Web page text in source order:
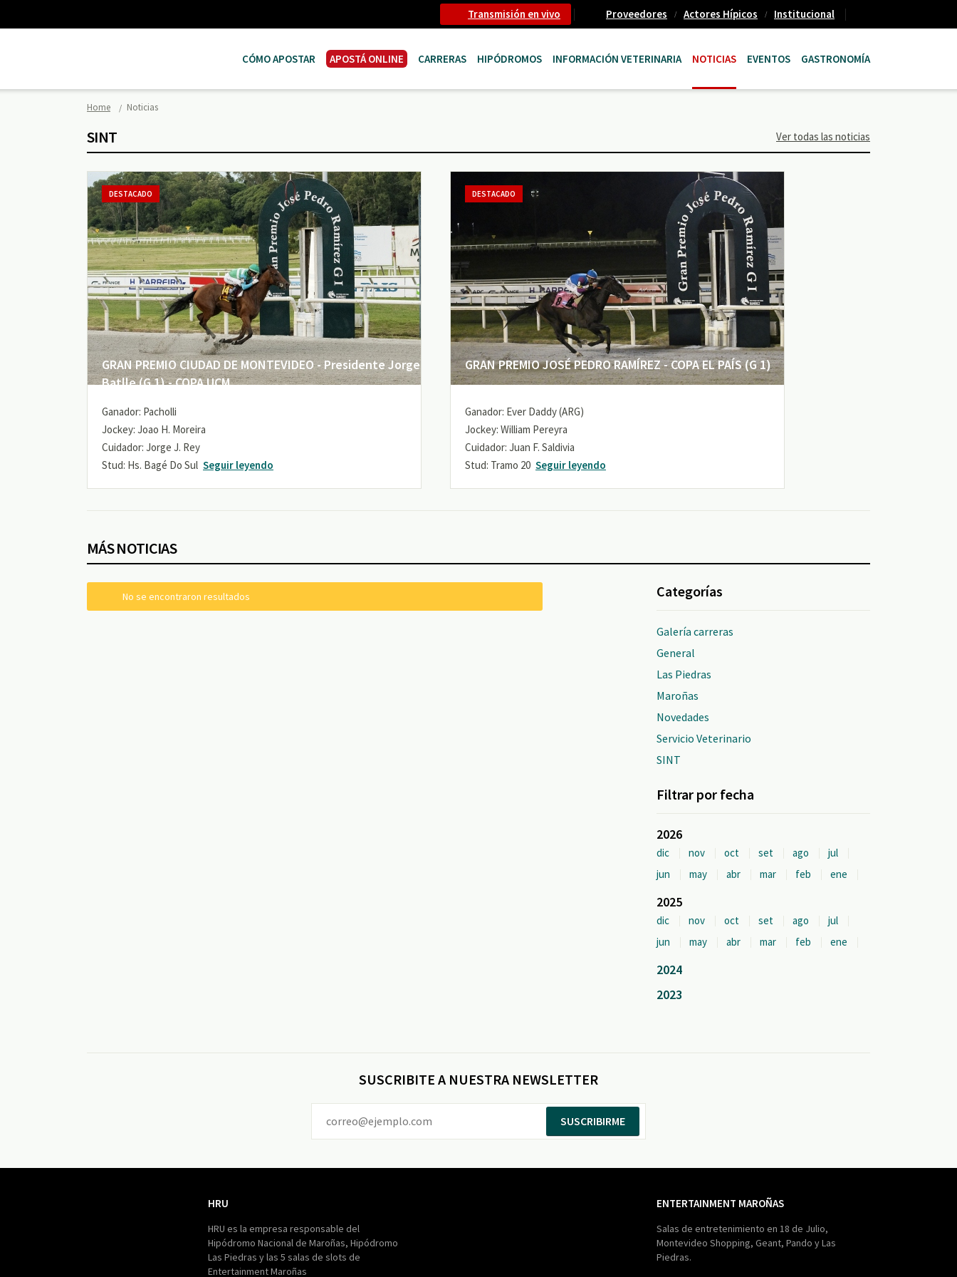
Transmisión en vivo Proveedores Actores Hípicos Institucional
CÓMO APOSTAR APOSTÁ ONLINE CARRERAS HIPÓDROMOS INFORMACIÓN VETERINARIA NOTICIAS EVENTOS GASTRONOMÍA
Home Noticias
SINT Ver todas las noticias
GRAN PREMIO CIUDAD DE MONTEVIDEO - Presidente Jorge
Batlle (G 1) - COPA UCM
DESTACADO
Ganador: Pacholli
Jockey: Joao H. Moreira
Cuidador: Jorge J. Rey
Stud: Hs. Bagé Do Sul Seguir leyendo
GRAN PREMIO JOSÉ PEDRO RAMÍREZ - COPA EL PAÍS (G 1)
DESTACADO
Ganador: Ever Daddy (ARG)
Jockey: William Pereyra
Cuidador: Juan F. Saldivia
Stud: Tramo 20 Seguir leyendo
MÁS NOTICIAS
No se encontraron resultados Categorías
Galería carreras
General
Las Piedras
Maroñas
Novedades
Servicio Veterinario
SINT
Filtrar por fecha
2026
dic nov oct set ago
jul
jun
may abr mar feb ene
2025
dic nov oct set ago
jul
jun
may abr mar feb ene
2024
2023
SUSCRIBITE A NUESTRA NEWSLETTER
SUSCRIBIRME
HRU
HRU es la empresa responsable del
Hipódromo Nacional de Maroñas, Hipódromo
Las Piedras y las 5 salas de slots de
Entertainment Maroñas
ENTERTAINMENT MAROÑAS
Salas de entretenimiento en 18 de Julio,
Montevideo Shopping, Geant, Pando y Las
Piedras.